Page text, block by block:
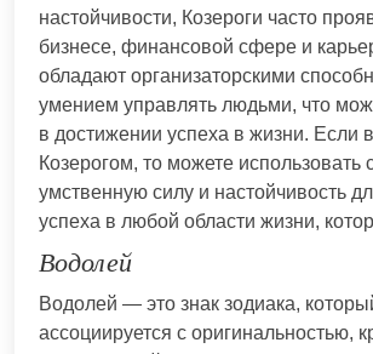
настойчивости, Козероги часто
бизнесе, финансовой сфере и
обладают организаторскими
умением управлять людьми, что
в достижении успеха в жизни. Если
Козерогом, то можете использовать
умственную силу и настойчивость
успеха в любой области жизни,
Водолей
Водолей — это знак зодиака,
ассоциируется с оригинальностью,